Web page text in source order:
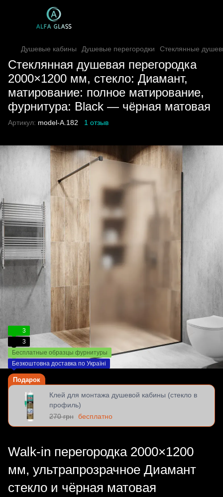
Душевые кабины Душевые перегородки Стеклянные
Стеклянная душевая перегородка
2000×1200 мм, стекло: Диамант,
матирование: полное матирование,
фурнитура: Black — чёрная матовая
Артикул: model-A.182 1 отзыв
3
3
Бесплатные образцы фурнитуры
Безкоштовна доставка по Україні
Подарок
Клей для монтажа душевой кабины (стекло в
профиль)
270 грн бесплатно
Walk-in перегородка 2000×1200
мм, ультрапрозрачное Диамант
стекло и чёрная матовая